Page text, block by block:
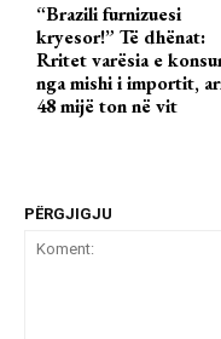
“Brazili furnizuesi
kryesor!” Të dhënat:
Rritet varësia e
nga mishi i importit,
48 mijë ton në vit
PËRGJIGJU